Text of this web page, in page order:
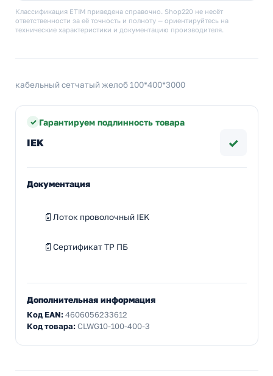
Классификация ETIM приведена справочно. Shop220 не несёт
ответственности за её точность и полноту — ориентируйтесь на
технические характеристики и документацию производителя.
кабельный сетчатый желоб 100*400*3000
Гарантируем подлинность товара
IEK ✓
Документация
Лоток проволочный IEK
Сертификат ТР ПБ
Дополнительная информация
Код EAN:4606056233612
Код товара:CLWG10-100-400-3